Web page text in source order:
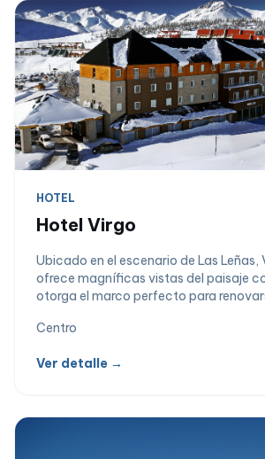
HOTEL
Hotel Virgo
Ubicado en el escenario de Las Leñas,
ofrece magníficas vistas del paisaje
otorga el marco perfecto para
Wine Bar & Cava.
Centro
Ver detalle →